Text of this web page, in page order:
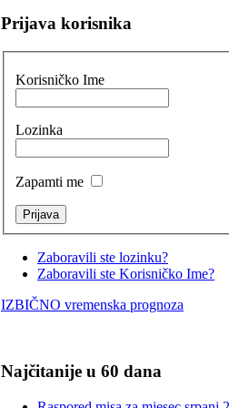
Prijava korisnika
Korisničko Ime
Lozinka
Zapamti me
Zaboravili ste lozinku?
Zaboravili ste Korisničko Ime?
IZBIČNO vremenska prognoza
Najčitanije u 60 dana